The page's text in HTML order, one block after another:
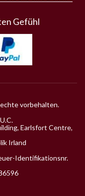
Gefühl
vorbehalten.
Earlsfort Centre,
Irland
Identifikationsnr.